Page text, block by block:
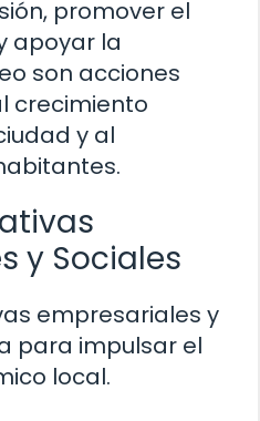
promover el
apoyar la
son acciones
crecimiento
y al
y Sociales
empresariales y
para impulsar el
local.